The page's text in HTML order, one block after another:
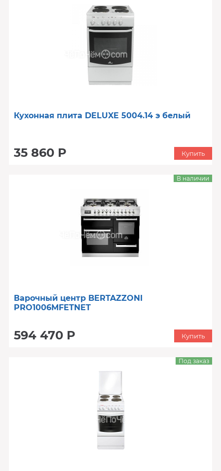
Кухонная плита DELUXE 5004.14 э белый
35 860 Р Купить
Варочный центр BERTAZZONI
PRO1006MFETNET
594 470 Р
В наличии
Купить
Под заказ